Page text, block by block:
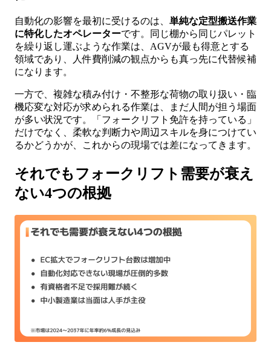
自動化の影響を最初に受けるのは、 単純な定型搬送作業
に特化したオペレーターです。同じ棚から同じパレット
を繰り返し運ぶような作業は、AGVが最も得意とする
領域であり、人件費削減の観点からも真っ先に代替候補
になります。
一方で、複雑な積み付け・不整形な荷物の取り扱い・臨
機応変な対応が求められる作業は、まだ人間が担う場面
が多い状況です。「フォークリフト免許を持っている」
だけでなく、柔軟な判断力や周辺スキルを身につけてい
るかどうかが、これからの現場では差になってきます。
それでもフォークリフト需要が衰え
ない4つの根拠